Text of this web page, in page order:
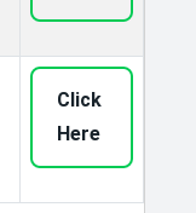
Click
Here